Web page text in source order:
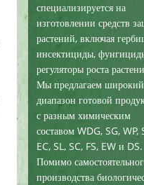
специализируется на
изготовлении средств
растений, включая
инсектициды,
регуляторы роста
Мы предлагаем широкий
диапазон готовой
с разным химическим
составом WDG, SG, WP,
EC, SL, SC, FS, EW и DS.
Помимо
производства